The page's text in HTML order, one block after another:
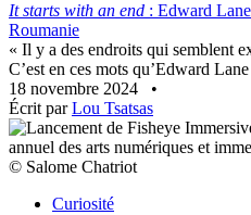
It starts with an end : Edward
Roumanie
« Il y a des endroits qui semblent
C’est en ces mots qu’Edward
18 novembre 2024
•
Écrit parLou Tsatsas
© Salome Chatriot
Curiosité